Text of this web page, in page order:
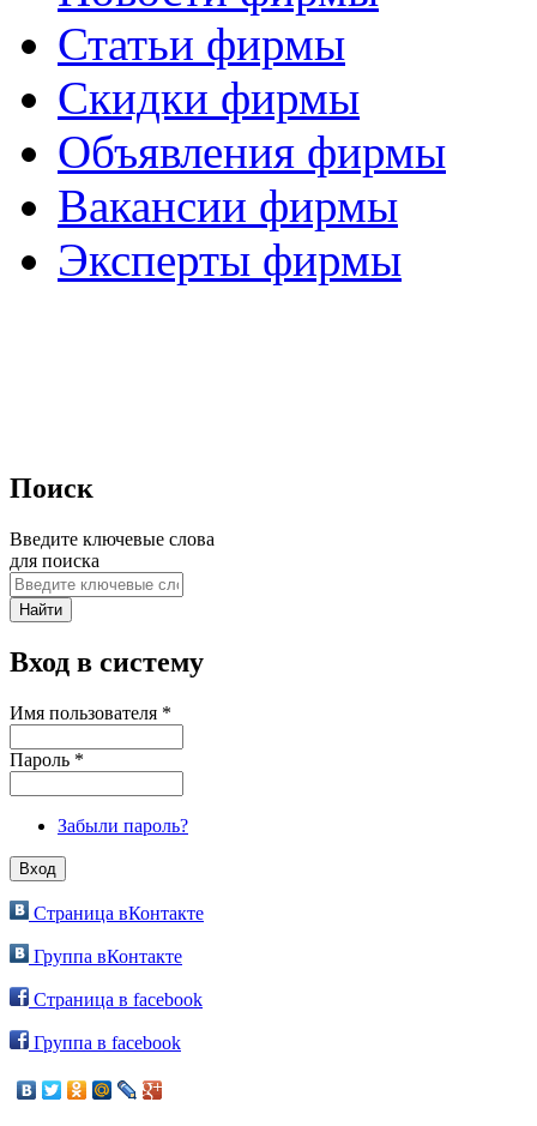
Статьи фирмы
Скидки фирмы
Объявления фирмы
Вакансии фирмы
Эксперты фирмы
Поиск
Введите ключевые слова
для поиска
Вход в систему
Имя пользователя *
Пароль *
Забыли пароль?
Страница вКонтакте
Группа вКонтакте
Страница в facebook
Группа в facebook